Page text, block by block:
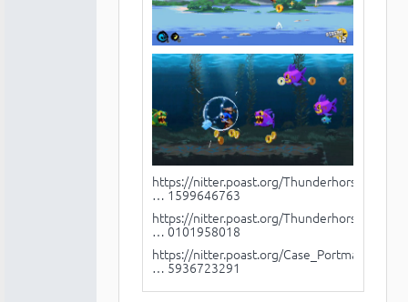
https://nitter.poast.org/ThunderhorseCO
… 1599646763
https://nitter.poast.org/ThunderhorseCO
… 0101958018
https://nitter.poast.org/Case_Portman/s
… 5936723291